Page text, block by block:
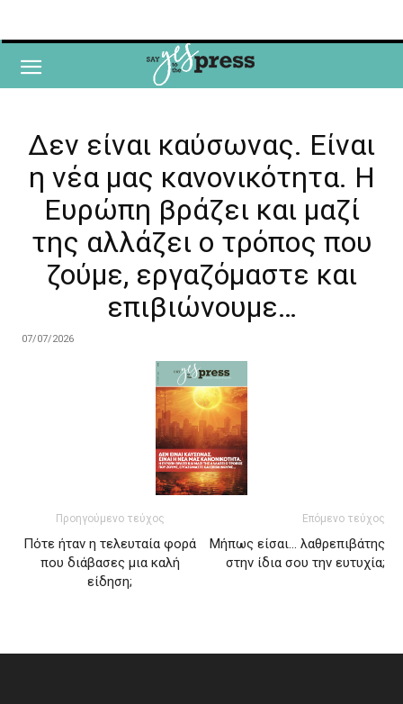
Δεν είναι καύσωνας. Είναι
η νέα μας κανονικότητα. Η
Ευρώπη βράζει και μαζί
της αλλάζει ο τρόπος που
ζούμε, εργαζόμαστε και
επιβιώνουμε…
07/07/2026
Προηγούμενο τεύχος
Πότε ήταν η τελευταία φορά
που διάβασες μια καλή
είδηση;
Επόμενο τεύχος
Μήπως είσαι… λαθρεπιβάτης
στην ίδια σου την ευτυχία;